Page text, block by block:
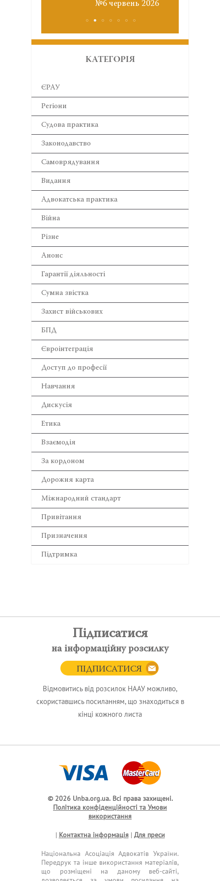
№6 червень 2026
КАТЕГОРІЯ
ЄРАУ
Регіони
Cудова практика
Законодавство
Самоврядування
Видання
Адвокатська практика
Війна
Різне
Анонс
Гарантії діяльності
Сумна звістка
Захист військових
БПД
Євроінтеграція
Доступ до професії
Навчання
Дискусія
Етика
Взаємодія
За кордоном
Дорожня карта
Міжнародний стандарт
Привітання
Призначення
Підтримка
Підписатися
на інформаційну розсилку
ПІДПИСАТИСЯ
Відмовитись від розсилок НААУ можливо,
скориставшись посиланням, що знаходиться в
кінці кожного листа
© 2026 Unba.org.ua. Всі права захищені.
Політика конфіденційності та Умови
використання
| Контактна інформація| Для преси
Національна Асоціація Адвокатів України.
Передрук та інше використання матеріалів,
що розміщені на даному веб-сайті,